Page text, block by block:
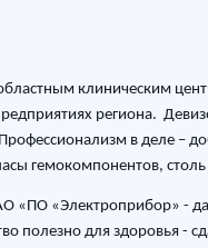
клиническим
региона.
в деле –
гемокомпонентов,
«ПО «Электроприбор» -
полезно для здоровья